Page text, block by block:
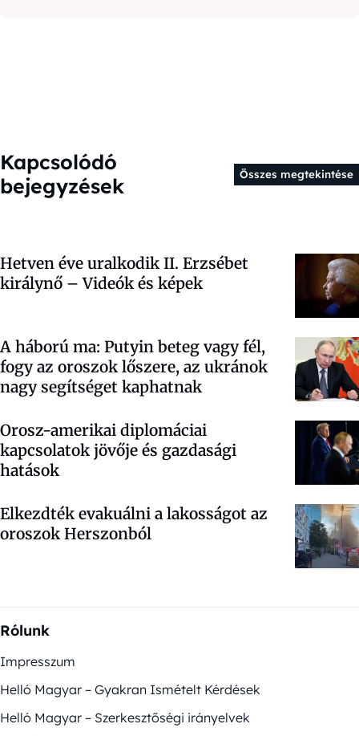
Kapcsolódó
bejegyzések
Összes megtekintése
Hetven éve uralkodik II. Erzsébet
királynő – Videók és képek
A háború ma: Putyin beteg vagy fél,
fogy az oroszok lőszere, az ukránok
nagy segítséget kaphatnak
Orosz-amerikai diplomáciai
kapcsolatok jövője és gazdasági
hatások
Elkezdték evakuálni a lakosságot az
oroszok Herszonból
Rólunk
Impresszum
Helló Magyar – Gyakran Ismételt Kérdések
Helló Magyar – Szerkesztőségi irányelvek